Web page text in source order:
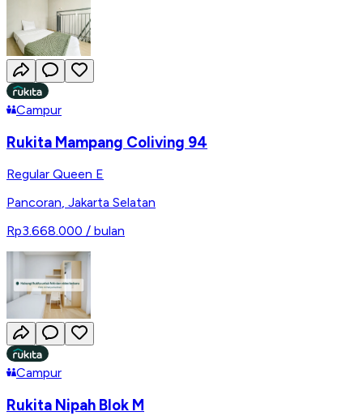
Campur
Rukita Mampang Coliving 94
Regular Queen E
Pancoran, Jakarta Selatan
Rp3.668.000 / bulan
Campur
Rukita Nipah Blok M